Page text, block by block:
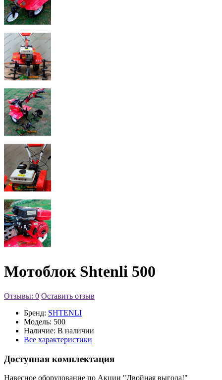
Мотоблок Shtenli 500
Отзывы: 0 Оставить отзыв
Бренд: SHTENLI
Модель: 500
Наличие: В наличии
Все характеристики
Доступная комплектация
Навесное оборудование по Акции "Двойная выгода!"